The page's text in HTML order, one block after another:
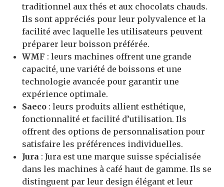
traditionnel aux thés et aux chocolats chauds.
Ils sont appréciés pour leur polyvalence et la
facilité avec laquelle les utilisateurs peuvent
préparer leur boisson préférée.
WMF : leurs machines offrent une grande
capacité, une variété de boissons et une
technologie avancée pour garantir une
expérience optimale.
Saeco : leurs produits allient esthétique,
fonctionnalité et facilité d’utilisation. Ils
offrent des options de personnalisation pour
satisfaire les préférences individuelles.
Jura : Jura est une marque suisse spécialisée
dans les machines à café haut de gamme. Ils se
distinguent par leur design élégant et leur